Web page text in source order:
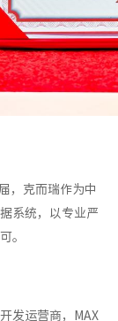
，克而瑞作为中
系统，以专业严
。
发运营商，MAX